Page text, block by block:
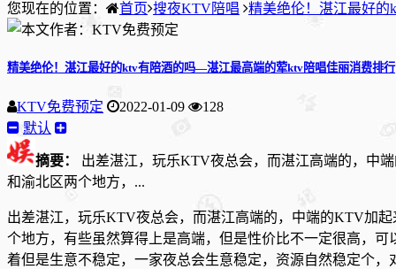
您现在的位置： 首页 搜夜KTV陪唱 精美绝伦！湛江最好
精美绝伦！湛江最好的ktv有陪酒的吗—湛江最高端的荤ktv陪唱佳丽消费排行
KTV免费预定 2022-01-09
128
默认
摘要：
出差湛江，玩乐KTV夜总会，而湛江高端的，中
和渝北区两个地方，...
出差湛江，玩乐KTV夜总会，而湛江高端的，中端的KTV加
个地方，有些虽然算得上是高端，但是性价比不一定很高，
着但是生意不稳定，一家夜总会生意稳定，资源自然稳定个